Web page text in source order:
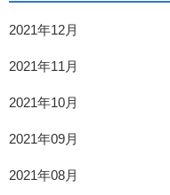
2021年12月
2021年11月
2021年10月
2021年09月
2021年08月